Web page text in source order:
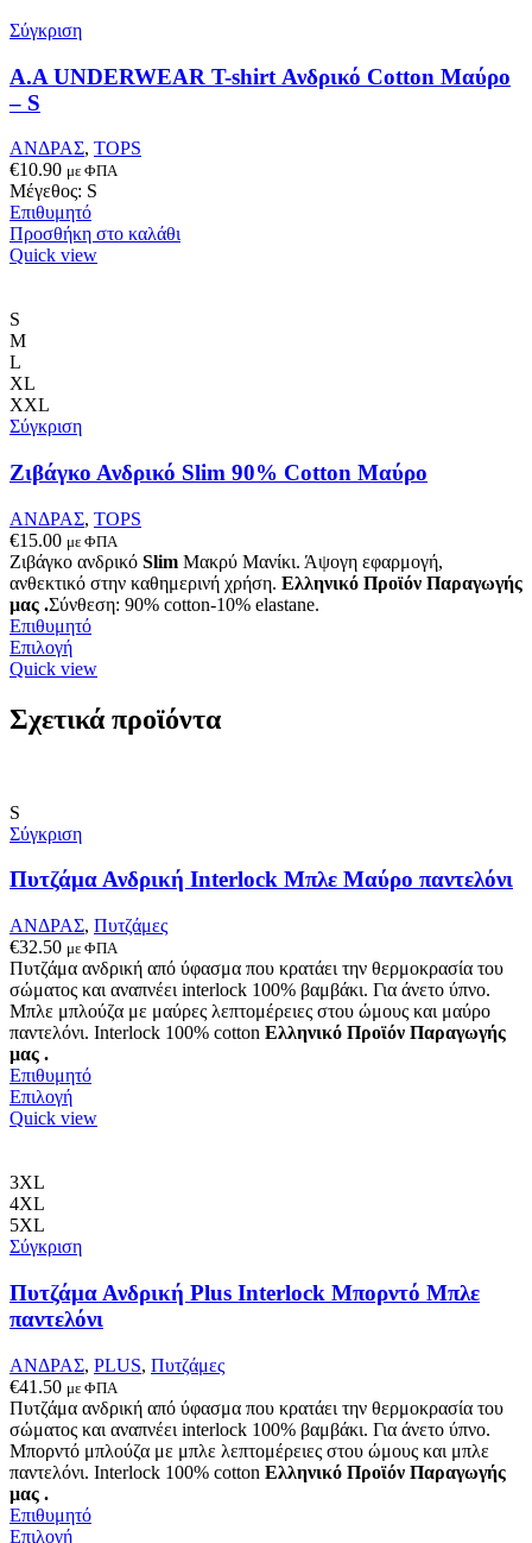
έχει
παραλλαγές.
Οι
να
επιλεγούν
στη
σελίδα
του
προϊόντος
Σύγκριση
Α.A UNDERWEAR T-shirt Ανδρικό Cotton Μαύρο
– S
ΑΝΔΡΑΣ, TOPS
€10.90 με ΦΠΑ
Μέγεθος: S
Επιθυμητό
Προσθήκη στο καλάθι
Quick view
S
M
L
XL
XXL
Σύγκριση
Ζιβάγκο Ανδρικό Slim 90% Cotton Μαύρο
ΑΝΔΡΑΣ, TOPS
€15.00 με ΦΠΑ
Ζιβάγκο ανδρικό Slim Μακρύ Μανίκι. Άψογη εφαρμογή,
ανθεκτικό στην καθημερινή χρήση. Ελληνικό Προϊόν Παραγωγής
μας .Σύνθεση: 90% cotton-10% elastane.
Επιθυμητό
ΕπιλογήΑυτό
το
έχει
πολλαπλές
να
στη
του
προϊόντος
Quick view
Σχετικά προϊόντα
S
Σύγκριση
Πυτζάμα Ανδρική Interlock Μπλε Μαύρο παντελόνι
ΑΝΔΡΑΣ, Πυτζάμες
€32.50 με ΦΠΑ
Πυτζάμα ανδρική από ύφασμα που κρατάει την θερμοκρασία του
σώματος και αναπνέει interlock 100% βαμβάκι. Για άνετο ύπνο.
Μπλε μπλούζα με μαύρες λεπτομέρειες στου ώμους και μαύρο
παντελόνι. Interlock 100% cotton Ελληνικό Προϊόν Παραγωγής
μας .
Επιθυμητό
ΕπιλογήΑυτό
το
επιλογές
να
επιλεγούν
στη
του
προϊόντος
Quick view
3XL
4XL
5XL
Σύγκριση
Πυτζάμα Ανδρική Plus Interlock Μπορντό Μπλε
παντελόνι
ΑΝΔΡΑΣ, PLUS, Πυτζάμες
€41.50 με ΦΠΑ
Πυτζάμα ανδρική από ύφασμα που κρατάει την θερμοκρασία του
σώματος και αναπνέει interlock 100% βαμβάκι. Για άνετο ύπνο.
Μπορντό μπλούζα με μπλε λεπτομέρειες στου ώμους και μπλε
παντελόνι. Interlock 100% cotton Ελληνικό Προϊόν Παραγωγής
μας .
Επιθυμητό
ΕπιλογήΑυτό